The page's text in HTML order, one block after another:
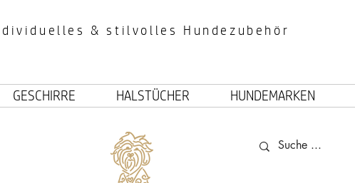
& stilvolles Hundezubehör
GESCHIRRE HALSTÜCHER HUNDEMARKEN